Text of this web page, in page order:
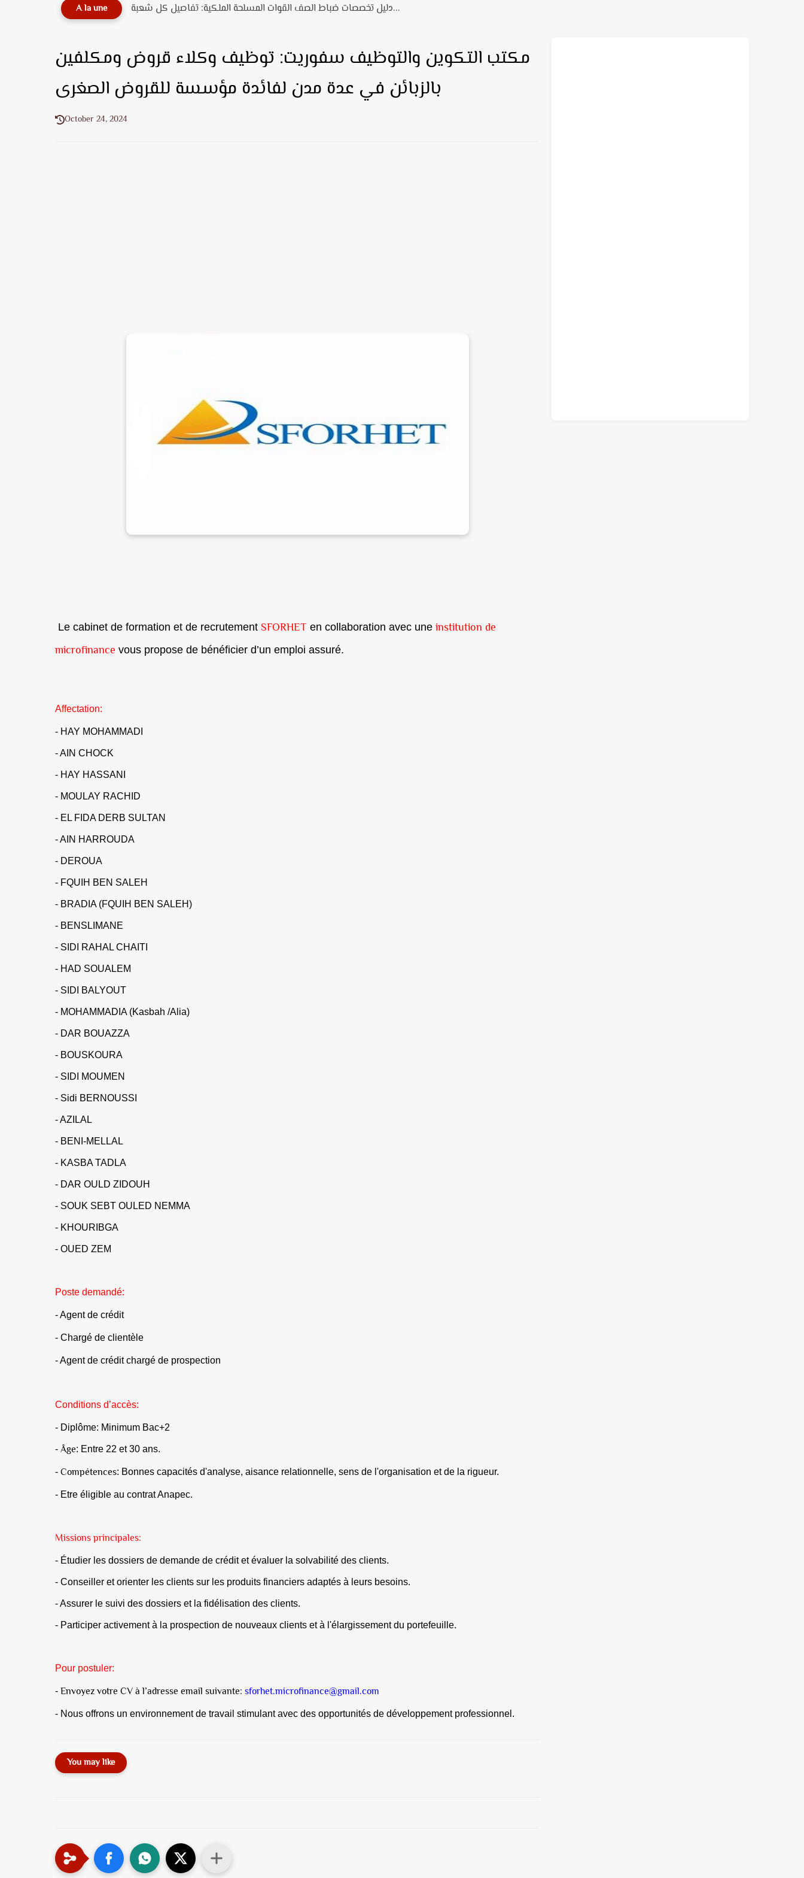
A la une دليل تخصصات ضباط الصف القوات المسلحة الملكية: تفاصيل كل شعبة...
مكتب التكوين والتوظيف سفوريت: توظيف وكلاء قروض ومكلفين
بالزبائن في عدة مدن لفائدة مؤسسة للقروض الصغرى
October 24, 2024
Le cabinet de formation et de recrutement SFORHET en collaboration avec une institution de
microfinance vous propose de bénéficier d’un emploi assuré.
Affectation:
- HAY MOHAMMADI
- AIN CHOCK
- HAY HASSANI
- MOULAY RACHID
- EL FIDA DERB SULTAN
- AIN HARROUDA
- DEROUA
- FQUIH BEN SALEH
- BRADIA (FQUIH BEN SALEH)
- BENSLIMANE
- SIDI RAHAL CHAITI
- HAD SOUALEM
- SIDI BALYOUT
- MOHAMMADIA (Kasbah /Alia)
- DAR BOUAZZA
- BOUSKOURA
- SIDI MOUMEN
- Sidi BERNOUSSI
- AZILAL
- BENI-MELLAL
- KASBA TADLA
- DAR OULD ZIDOUH
- SOUK SEBT OULED NEMMA
- KHOURIBGA
- OUED ZEM
Poste demandé:
- Agent de crédit
- Chargé de clientèle
- Agent de crédit chargé de prospection
Conditions d’accès:
- Diplôme: Minimum Bac+2
- Âge: Entre 22 et 30 ans.
- Compétences: Bonnes capacités d'analyse, aisance relationnelle, sens de l'organisation et de la rigueur.
- Etre éligible au contrat Anapec.
Missions principales:
- Étudier les dossiers de demande de crédit et évaluer la solvabilité des clients.
- Conseiller et orienter les clients sur les produits financiers adaptés à leurs besoins.
- Assurer le suivi des dossiers et la fidélisation des clients.
- Participer activement à la prospection de nouveaux clients et à l'élargissement du portefeuille.
Pour postuler:
- Envoyez votre CV à l’adresse email suivante: sforhet.microfinance@gmail.com
- Nous offrons un environnement de travail stimulant avec des opportunités de développement professionnel.
You may like